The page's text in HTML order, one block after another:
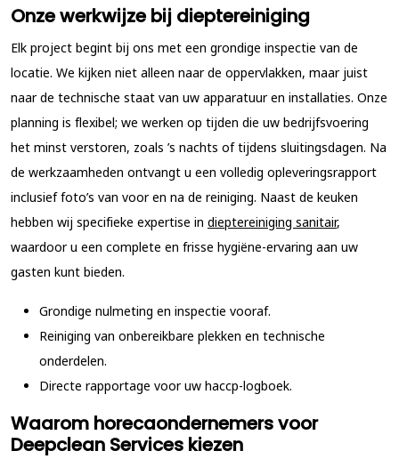
Onze werkwijze bij dieptereiniging
Elk project begint bij ons met een grondige inspectie van de
locatie. We kijken niet alleen naar de oppervlakken, maar juist
naar de technische staat van uw apparatuur en installaties. Onze
planning is flexibel; we werken op tijden die uw bedrijfsvoering
het minst verstoren, zoals ’s nachts of tijdens sluitingsdagen. Na
de werkzaamheden ontvangt u een volledig opleveringsrapport
inclusief foto’s van voor en na de reiniging. Naast de keuken
hebben wij specifieke expertise in dieptereiniging sanitair,
waardoor u een complete en frisse hygiëne-ervaring aan uw
gasten kunt bieden.
Grondige nulmeting en inspectie vooraf.
Reiniging van onbereikbare plekken en technische
onderdelen.
Directe rapportage voor uw haccp-logboek.
Waarom horecaondernemers voor
Deepclean Services kiezen